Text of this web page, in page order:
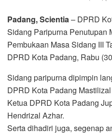
Padang, Scientia– DPRD
Sidang Paripurna Penutupan
Pembukaan Masa Sidang III
DPRD Kota Padang, Rabu
Sidang paripurna dipimpin
DPRD Kota Padang
Ketua DPRD Kota Padang
Hendrizal Azhar.
Serta dihadiri juga, segenap